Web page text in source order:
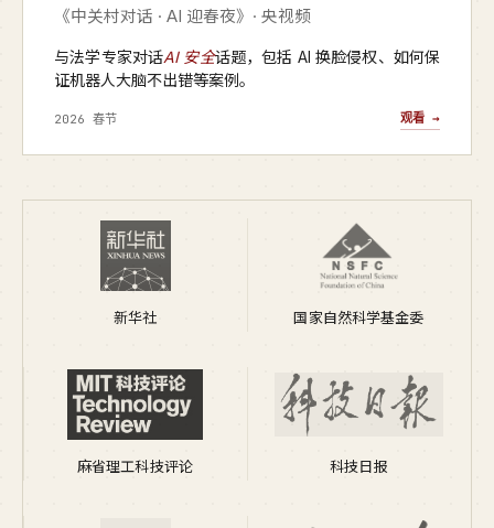
《中关村对话 · AI 迎春夜》· 央视频
与法学专家对话AI 安全话题，包括 AI 换脸侵权、如何保
证机器人大脑不出错等案例。
2026 春节 观看 →
新华社 国家自然科学基金委
麻省理工科技评论 科技日报